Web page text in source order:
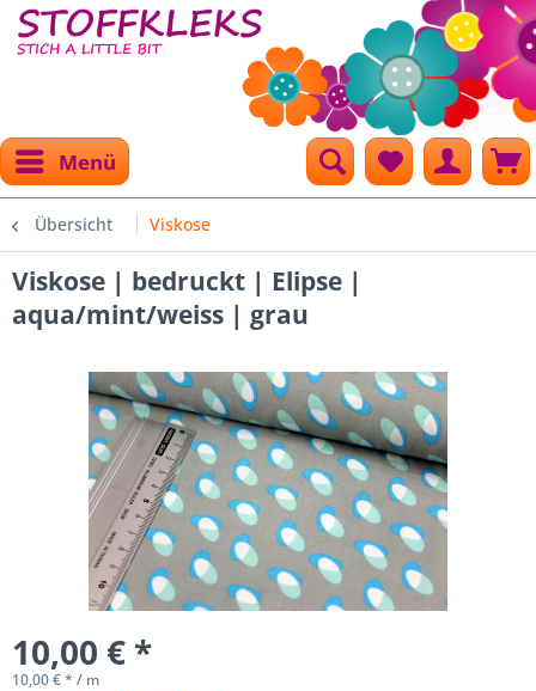
Menü
Übersicht Viskose
Viskose | bedruckt | Elipse |
aqua/mint/weiss | grau
10,00 € *
10,00 € * / m